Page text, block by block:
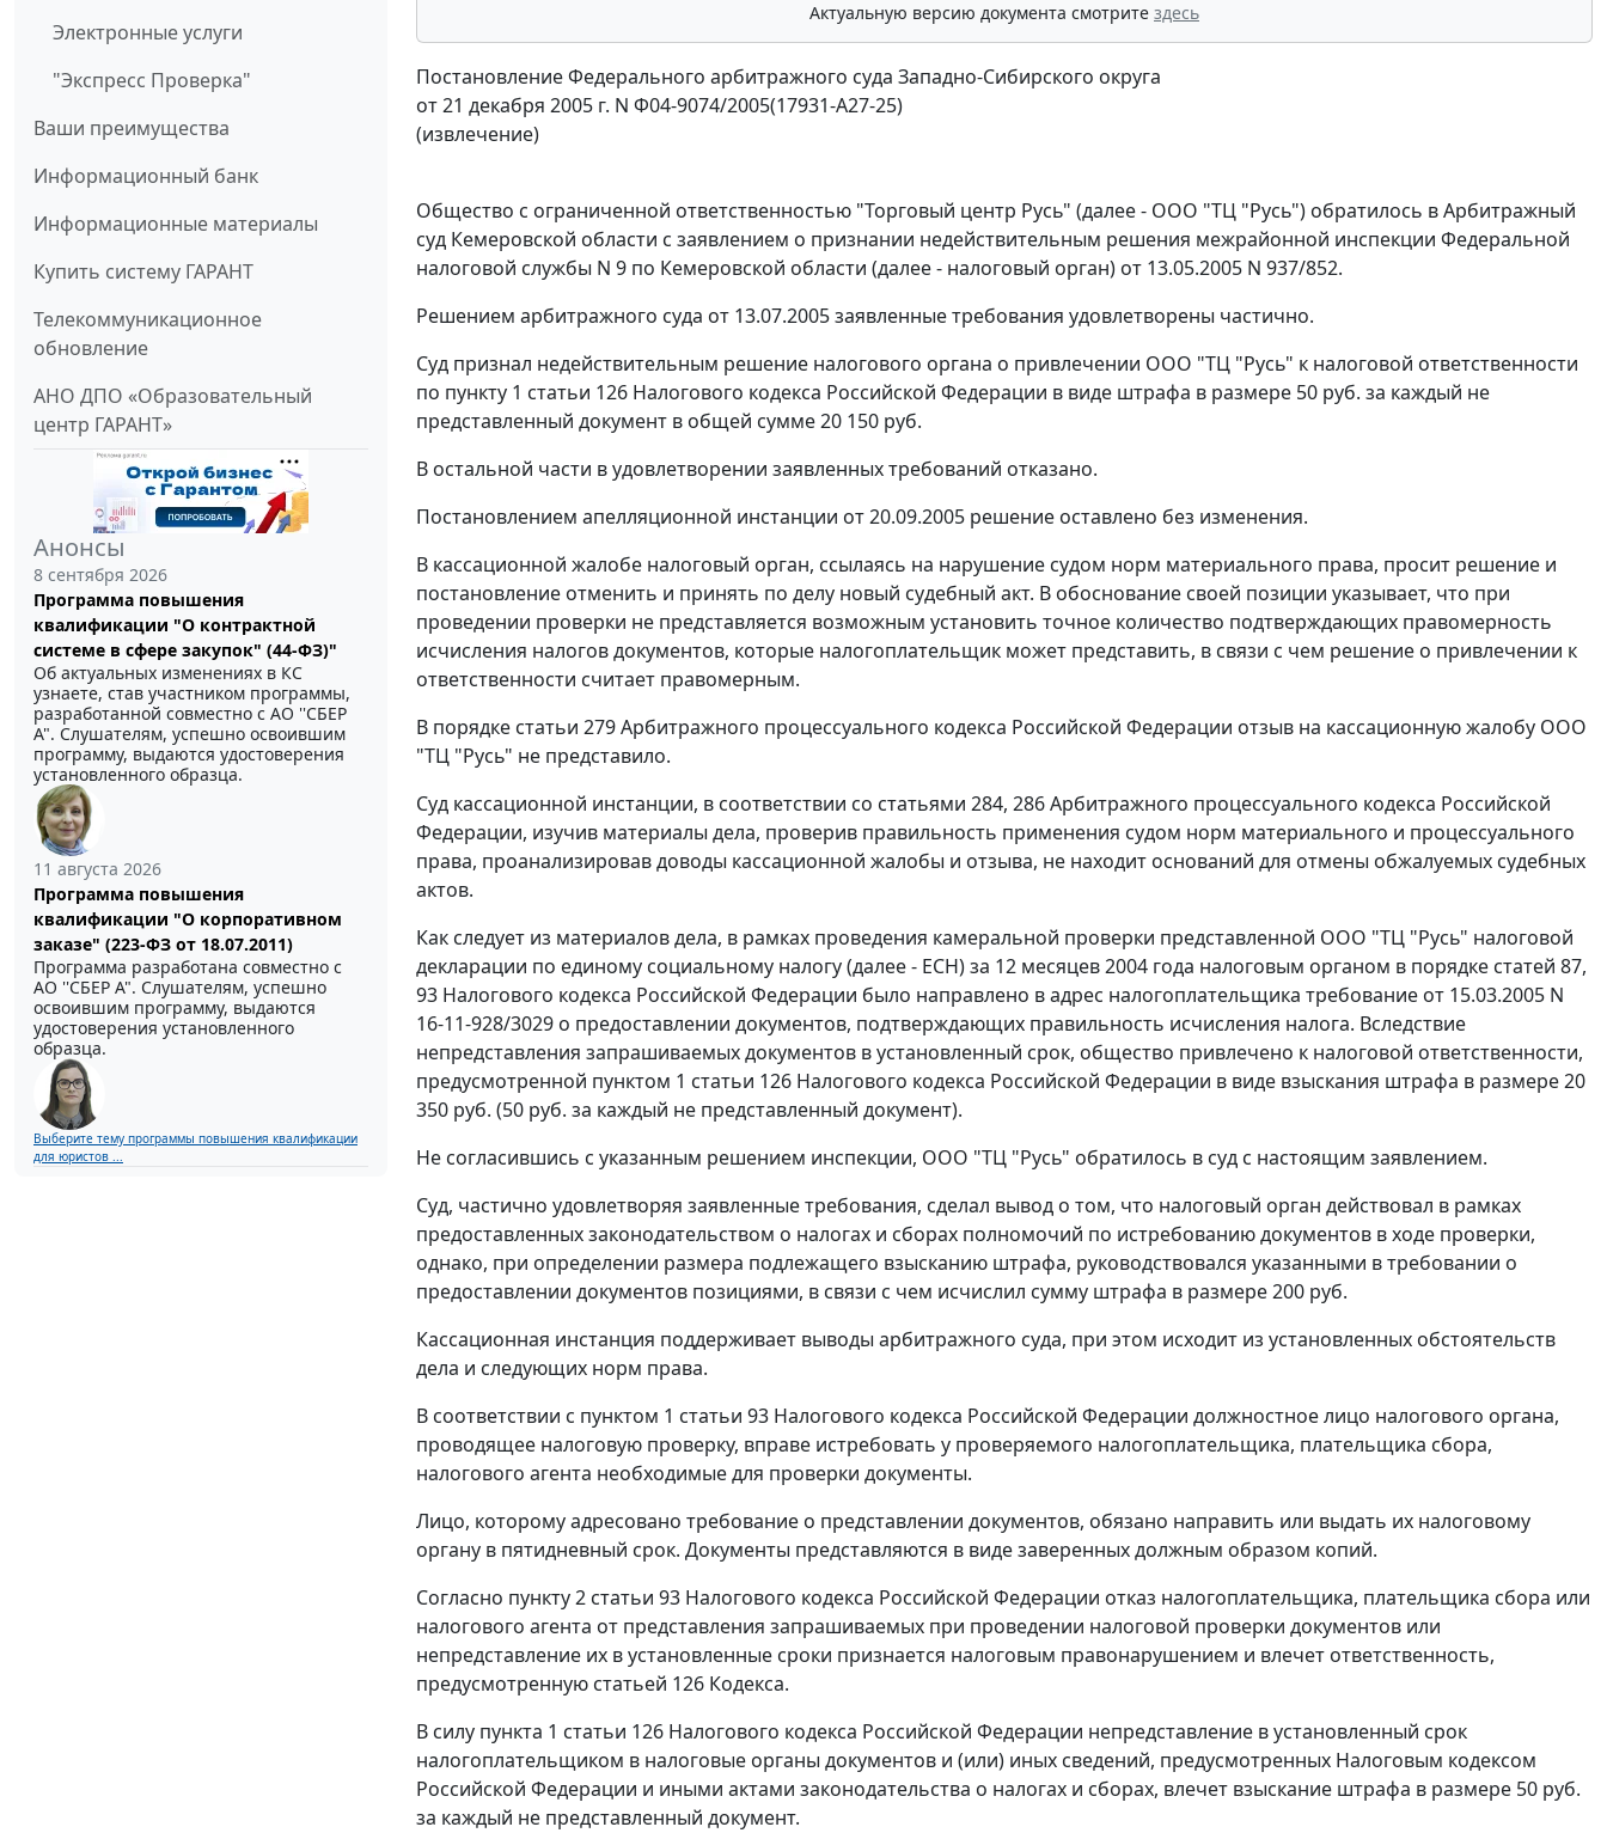
Электронные услуги
"Экспресс Проверка"
Ваши преимущества
Информационный банк
Информационные материалы
Купить систему ГАРАНТ
Телекоммуникационное
обновление
АНО ДПО «Образовательный
центр ГАРАНТ»
Анонсы
8 сентября 2026
Программа повышения
квалификации "О контрактной
системе в сфере закупок" (44-ФЗ)"
Об актуальных изменениях в КС
узнаете, став участником программы,
разработанной совместно с АО ''СБЕР
А". Слушателям, успешно освоившим
программу, выдаются удостоверения
установленного образца.
11 августа 2026
Программа повышения
квалификации "О корпоративном
заказе" (223-ФЗ от 18.07.2011)
Программа разработана совместно с
АО ''СБЕР А". Слушателям, успешно
освоившим программу, выдаются
удостоверения установленного
образца.
Выберите тему программы повышения квалификации
для юристов ...
Актуальную версию документа смотрите здесь
Постановление Федерального арбитражного суда Западно-Сибирского округа
от 21 декабря 2005 г. N Ф04-9074/2005(17931-А27-25)
(извлечение)
Общество с ограниченной ответственностью "Торговый центр Русь" (далее - ООО "ТЦ "Русь") обратилось в Арбитражный
суд Кемеровской области с заявлением о признании недействительным решения межрайонной инспекции Федеральной
налоговой службы N 9 по Кемеровской области (далее - налоговый орган) от 13.05.2005 N 937/852.
Решением арбитражного суда от 13.07.2005 заявленные требования удовлетворены частично.
Суд признал недействительным решение налогового органа о привлечении ООО "ТЦ "Русь" к налоговой ответственности
по пункту 1 статьи 126 Налогового кодекса Российской Федерации в виде штрафа в размере 50 руб. за каждый не
представленный документ в общей сумме 20 150 руб.
В остальной части в удовлетворении заявленных требований отказано.
Постановлением апелляционной инстанции от 20.09.2005 решение оставлено без изменения.
В кассационной жалобе налоговый орган, ссылаясь на нарушение судом норм материального права, просит решение и
постановление отменить и принять по делу новый судебный акт. В обоснование своей позиции указывает, что при
проведении проверки не представляется возможным установить точное количество подтверждающих правомерность
исчисления налогов документов, которые налогоплательщик может представить, в связи с чем решение о привлечении к
ответственности считает правомерным.
В порядке статьи 279Арбитражного процессуального кодекса Российской Федерации отзыв на кассационную жалобу ООО
"ТЦ "Русь" не представило.
Суд кассационной инстанции, в соответствии со статьями 284, 286Арбитражного процессуального кодекса Российской
Федерации, изучив материалы дела, проверив правильность применения судом норм материального и процессуального
права, проанализировав доводы кассационной жалобы и отзыва, не находит оснований для отмены обжалуемых судебных
актов.
Как следует из материалов дела, в рамках проведения камеральной проверки представленной ООО "ТЦ "Русь" налоговой
декларации по единому социальному налогу (далее - ЕСН) за 12 месяцев 2004 года налоговым органом в порядке статей 87,
93 Налогового кодекса Российской Федерации было направлено в адрес налогоплательщика требование от 15.03.2005 N
16-11-928/3029 о предоставлении документов, подтверждающих правильность исчисления налога. Вследствие
непредставления запрашиваемых документов в установленный срок, общество привлечено к налоговой ответственности,
предусмотренной пунктом 1 статьи 126 Налогового кодекса Российской Федерации в виде взыскания штрафа в размере 20
350 руб. (50 руб. за каждый не представленный документ).
Не согласившись с указанным решением инспекции, ООО "ТЦ "Русь" обратилось в суд с настоящим заявлением.
Суд, частично удовлетворяя заявленные требования, сделал вывод о том, что налоговый орган действовал в рамках
предоставленных законодательством о налогах и сборах полномочий по истребованию документов в ходе проверки,
однако, при определении размера подлежащего взысканию штрафа, руководствовался указанными в требовании о
предоставлении документов позициями, в связи с чем исчислил сумму штрафа в размере 200 руб.
Кассационная инстанция поддерживает выводы арбитражного суда, при этом исходит из установленных обстоятельств
дела и следующих норм права.
В соответствии с пунктом 1 статьи 93 Налогового кодекса Российской Федерации должностное лицо налогового органа,
проводящее налоговую проверку, вправе истребовать у проверяемого налогоплательщика, плательщика сбора,
налогового агента необходимые для проверки документы.
Лицо, которому адресовано требование о представлении документов, обязано направить или выдать их налоговому
органу в пятидневный срок. Документы представляются в виде заверенных должным образом копий.
Согласно пункту 2 статьи 93 Налогового кодекса Российской Федерации отказ налогоплательщика, плательщика сбора или
налогового агента от представления запрашиваемых при проведении налоговой проверки документов или
непредставление их в установленные сроки признается налоговым правонарушением и влечет ответственность,
предусмотренную статьей 126 Кодекса.
В силу пункта 1 статьи 126 Налогового кодекса Российской Федерации непредставление в установленный срок
налогоплательщиком в налоговые органы документов и (или) иных сведений, предусмотренных Налоговым кодексом
Российской Федерации и иными актами законодательства о налогах и сборах, влечет взыскание штрафа в размере 50 руб.
за каждый не представленный документ.